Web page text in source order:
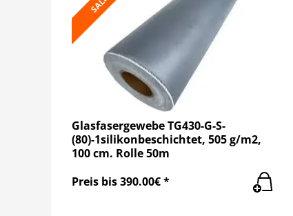
Glasfasergewebe TG430-G-S-
(80)-1silikonbeschichtet, 505 g/m2,
100 cm. Rolle 50m
Preis bis 390.00€ *